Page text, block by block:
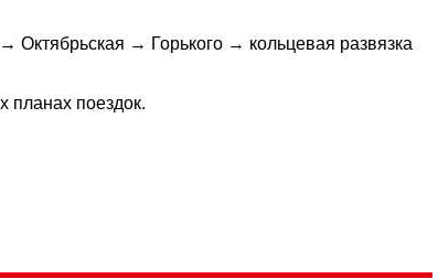
→ Горького → кольцевая развязка
планах поездок.